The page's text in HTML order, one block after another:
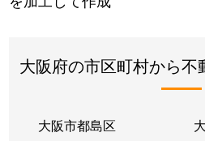
大阪府の市区町村から
大阪市都島区